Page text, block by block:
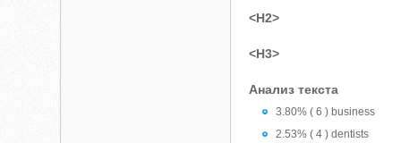
<H2>
<H3>
Анализ текста
3.80% ( 6 ) business
2.53% ( 4 ) dentists